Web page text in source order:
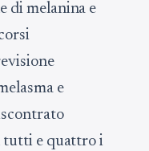
di melanina e
e
e quattro i